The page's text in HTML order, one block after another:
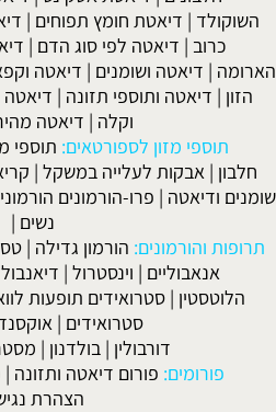
השוקולד | דיאטת חומץ תפוחים |
כרוב | דיאטה לפי סוג הדם |
הארומה | דיאטה ושומנים | דיאטה
הזון | דיאטה ותוספי תזונה | דיאטה
וקלה | דיאטה
תוספי מזון לספורטאים: תוספי
חלבון | אבקות לעלייה במשקל |
שומנים ודיאטה | פרו-הורמונים
נשים |
תרופות והורמונים: הורמון גדילה |
אנאבוליים | וינסטרול | דיאנבול
הלוטסטין | סטרואידים תופעות
סטרואידים |
דורבולין | בולדנון |
פורומים: פורום דיאטה ותזונה |
הצהרת